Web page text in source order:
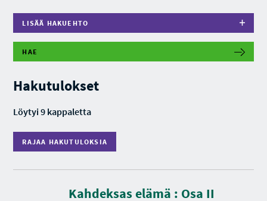
LISÄÄ HAKUEHTO
HAE
Hakutulokset
Löytyi 9 kappaletta
RAJAA HAKUTULOKSIA
R
A
A
U
T
U
O
Kahdeksas elämä : Osa II
K
s